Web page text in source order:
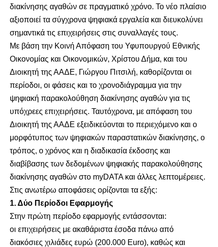
διακίνησης αγαθών σε πραγματικό χρόνο. Το νέο πλαίσιο
αξιοποιεί τα σύγχρονα ψηφιακά εργαλεία και διευκολύνει
σημαντικά τις επιχειρήσεις στις συναλλαγές τους.
Με βάση την Κοινή Απόφαση του Υφυπουργού Εθνικής
Οικονομίας και Οικονομικών, Χρίστου Δήμα, και του
Διοικητή της ΑΑΔΕ, Γιώργου Πιτσιλή, καθορίζονται οι
περίοδοι, οι φάσεις και το χρονοδιάγραμμα για την
ψηφιακή παρακολούθηση διακίνησης αγαθών για τις
υπόχρεες επιχειρήσεις. Ταυτόχρονα, με απόφαση του
Διοικητή της ΑΑΔΕ εξειδικεύονται το περιεχόμενο και ο
μορφότυπος των ψηφιακών παραστατικών διακίνησης, ο
τρόπος, ο χρόνος και η διαδικασία έκδοσης και
διαβίβασης των δεδομένων ψηφιακής παρακολούθησης
διακίνησης αγαθών στο myDATA και άλλες λεπτομέρειες.
Στις ανωτέρω αποφάσεις ορίζονται τα εξής:
1. Δύο Περίοδοι Εφαρμογής
Στην πρώτη περίοδο εφαρμογής εντάσσονται:
οι επιχειρήσεις με ακαθάριστα έσοδα πάνω από
διακόσιες χιλιάδες ευρώ (200.000 Euro), καθώς και